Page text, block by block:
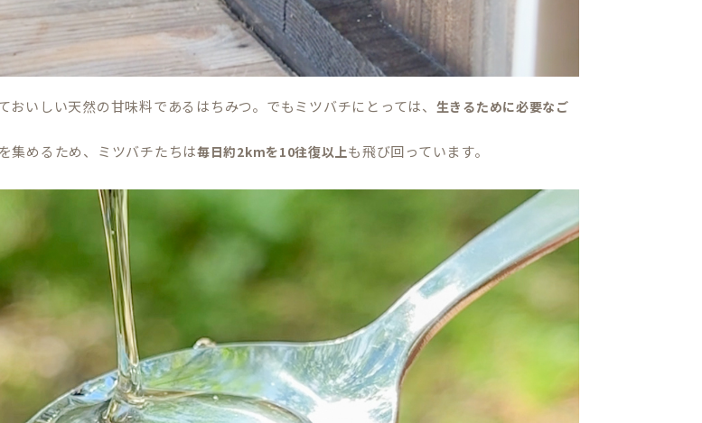
おいしい天然の甘味料であるはちみつ。でもミツバチにとっては、 生きるために必要なご
集めるため、ミツバチたちは毎日約2kmを10往復以上も飛び回っています。